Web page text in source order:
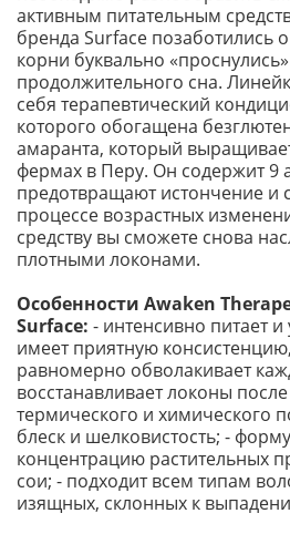
активным питательным
бренда Surface позаботились
корни буквально
продолжительного сна.
себя терапевтический
которого обогащена
амаранта, который
фермах в Перу. Он содержит 9
предотвращают истончение и
процессе возрастных
средству вы сможете снова
плотными локонами.
Особенности Awaken
Surface: - интенсивно питает
имеет приятную
равномерно обволакивает
восстанавливает локоны
термического и химического
блеск и шелковистость; -
концентрацию растительных
сои; - подходит всем типам
изящных, склонных к